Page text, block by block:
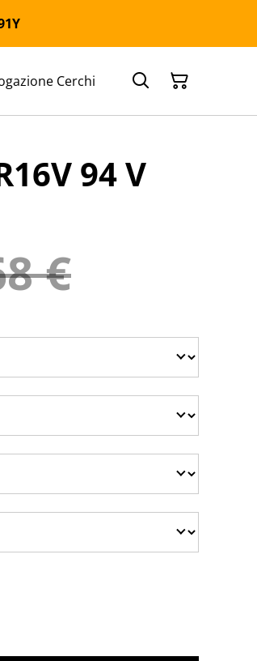
Cerchi
94 V
€